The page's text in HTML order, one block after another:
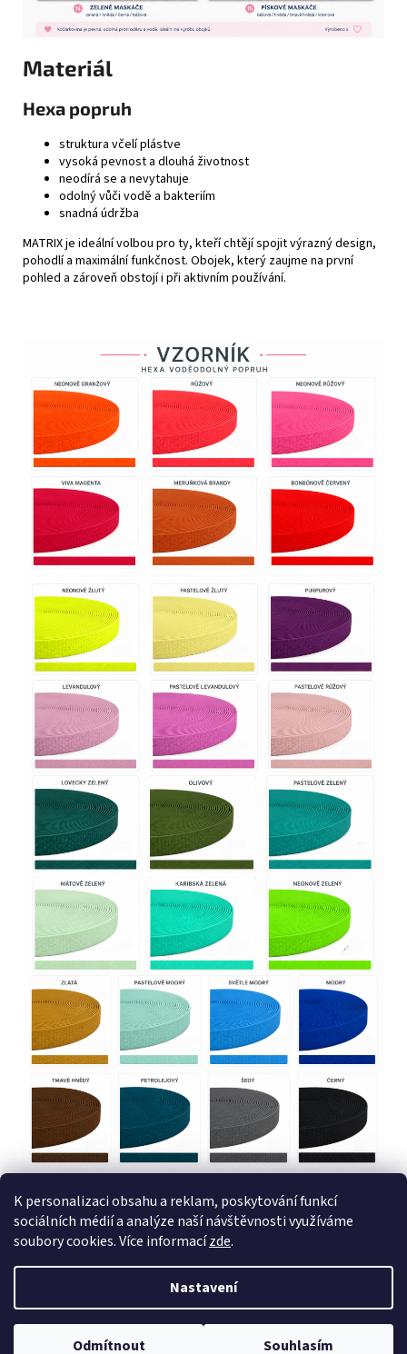
K personalizaci obsahu a reklam, poskytování funkcí
sociálních médií a analýze naší návštěvnosti využíváme
soubory cookies. Více informacízde.
Nastavení
Odmítnout Souhlasím
Materiál
Hexa popruh
struktura včelí plástve
vysoká pevnost a dlouhá životnost
neodírá se a nevytahuje
odolný vůči vodě a bakteriím
snadná údržba
MATRIX je ideální volbou pro ty, kteří chtějí spojit výrazný design,
pohodlí a maximální funkčnost. Obojek, který zaujme na první
pohled a zároveň obstojí i při aktivním používání.
Obchodní podmínky GDPR
Copyright 2026Prodogs.cz. Všechna práva vyhrazena.Upravit